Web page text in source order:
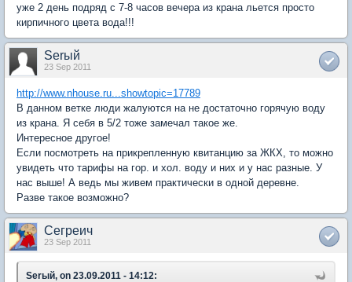
уже 2 день подряд с 7-8 часов вечера из крана льется просто
кирпичного цвета вода!!!
Serый
23 Sep 2011
http://www.nhouse.ru...showtopic=17789
В данном ветке люди жалуются на не достаточно горячую воду
из крана. Я себя в 5/2 тоже замечал такое же.
Интересное другое!
Если посмотреть на прикрепленную квитанцию за ЖКХ, то можно
увидеть что тарифы на гор. и хол. воду и них и у нас разные. У
нас выше! А ведь мы живем практически в одной деревне.
Разве такое возможно?
Сегреич
23 Sep 2011
Serый, on 23.09.2011 - 14:12: